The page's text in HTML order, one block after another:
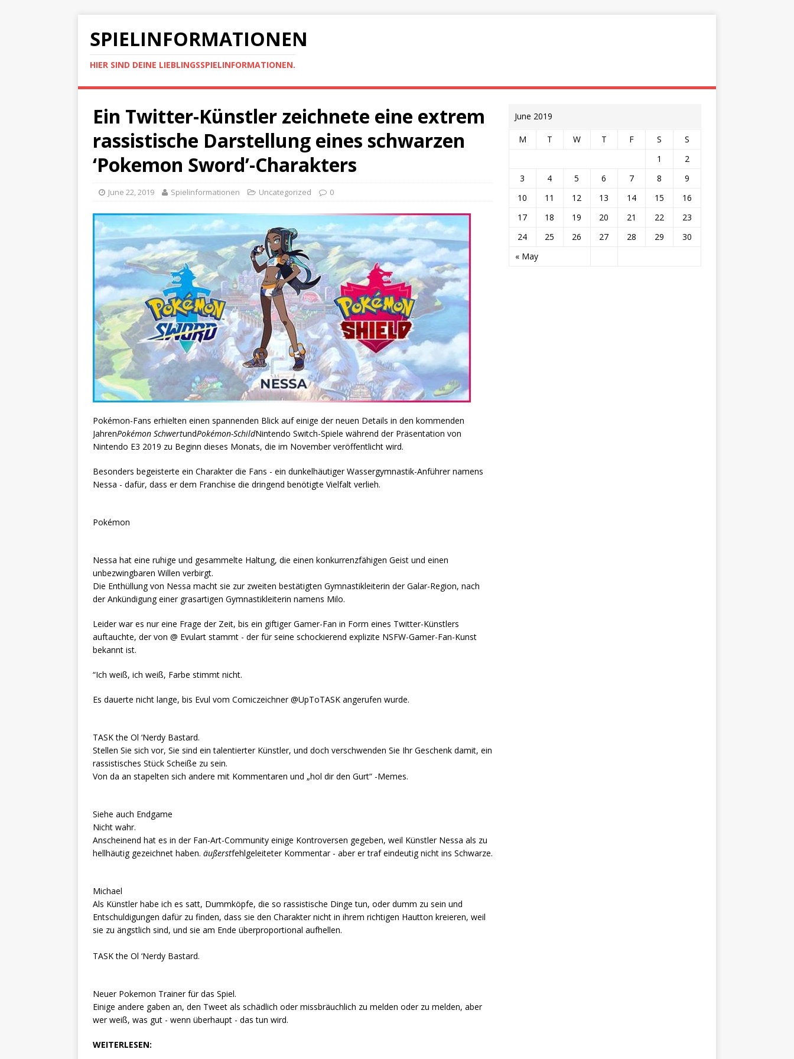
SPIELINFORMATIONEN
HIER SIND DEINE LIEBLINGSSPIELINFORMATIONEN.
Ein Twitter-Künstler zeichnete eine extrem
rassistische Darstellung eines schwarzen
‘Pokemon Sword’-Charakters
June 22, 2019 Spielinformationen Uncategorized 0
Pokémon-Fans erhielten einen spannenden Blick auf einige der neuen Details in den kommenden
JahrenPokémon SchwertundPokémon-SchildNintendo Switch-Spiele während der Präsentation von
Nintendo E3 2019 zu Beginn dieses Monats, die im November veröffentlicht wird.
Besonders begeisterte ein Charakter die Fans - ein dunkelhäutiger Wassergymnastik-Anführer namens
Nessa - dafür, dass er dem Franchise die dringend benötigte Vielfalt verlieh.
Pokémon
Nessa hat eine ruhige und gesammelte Haltung, die einen konkurrenzfähigen Geist und einen
unbezwingbaren Willen verbirgt.
Die Enthüllung von Nessa macht sie zur zweiten bestätigten Gymnastikleiterin der Galar-Region, nach
der Ankündigung einer grasartigen Gymnastikleiterin namens Milo.
Leider war es nur eine Frage der Zeit, bis ein giftiger Gamer-Fan in Form eines Twitter-Künstlers
auftauchte, der von @ Evulart stammt - der für seine schockierend explizite NSFW-Gamer-Fan-Kunst
bekannt ist.
“Ich weiß, ich weiß, Farbe stimmt nicht.
Es dauerte nicht lange, bis Evul vom Comiczeichner @UpToTASK angerufen wurde.
TASK the Ol ‘Nerdy Bastard.
Stellen Sie sich vor, Sie sind ein talentierter Künstler, und doch verschwenden Sie Ihr Geschenk damit, ein
rassistisches Stück Scheiße zu sein.
Von da an stapelten sich andere mit Kommentaren und „hol dir den Gurt“ -Memes.
Siehe auch Endgame
Nicht wahr.
Anscheinend hat es in der Fan-Art-Community einige Kontroversen gegeben, weil Künstler Nessa als zu
hellhäutig gezeichnet haben. äußerstfehlgeleiteter Kommentar - aber er traf eindeutig nicht ins Schwarze.
Michael
Als Künstler habe ich es satt, Dummköpfe, die so rassistische Dinge tun, oder dumm zu sein und
Entschuldigungen dafür zu finden, dass sie den Charakter nicht in ihrem richtigen Hautton kreieren, weil
sie zu ängstlich sind, und sie am Ende überproportional aufhellen.
TASK the Ol ‘Nerdy Bastard.
Neuer Pokemon Trainer für das Spiel.
Einige andere gaben an, den Tweet als schädlich oder missbräuchlich zu melden oder zu melden, aber
wer weiß, was gut - wenn überhaupt - das tun wird.
WEITERLESEN:
June 2019
M T W T F S S
« May
1
2
3
4 5 6 7 8
9
10
11 12 13 14 15
16
17
18 19 20 21 22
23
24
25 26 27 28 29 30